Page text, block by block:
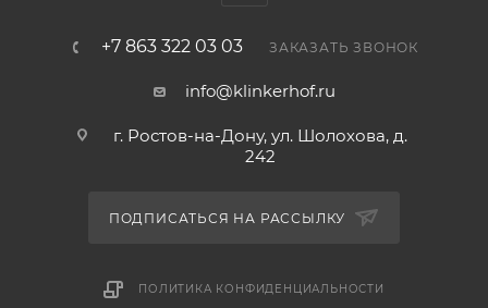
+7 863 322 03 03 ЗАКАЗАТЬ ЗВОНОК
info@klinkerhof.ru
г. Ростов-на-Дону, ул. Шолохова, д.
242
ПОДПИСАТЬСЯ НА РАССЫЛКУ
ПОЛИТИКА КОНФИДЕНЦИАЛЬНОСТИ